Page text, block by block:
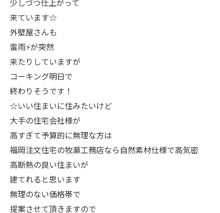
少しづつ仕上がって
来ています☆
外壁屋さんも
雷雨⚡️が突然
来たりしていますが
コーキング明日で
終わりそうです！
☆いい住まいに住みたいけど
大手の住宅会社様が
高すぎて予算的に無理な方は
福岡注文住宅の牧瀬工務店なら自然素材仕様で高気密
高断熱の良い住まいが
建てれると思います
無理のない価格帯で
提案させて頂きますので